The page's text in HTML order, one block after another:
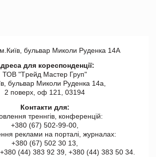
м.Київ, бульвар Миколи Руденка 14А
для кореспонденції:
ТОВ "Tрейд Мастер Груп"
бульвар Миколи Руденка 14а,
2 поверх, оф 121, 03194
Контакти для:
треннгів, конференцій:
+380 (67) 502-99-00,
реклами на порталі, журналах:
+380 (67) 502 30 13,
+380 (44) 383 92 39, +380 (44) 383 50 34.